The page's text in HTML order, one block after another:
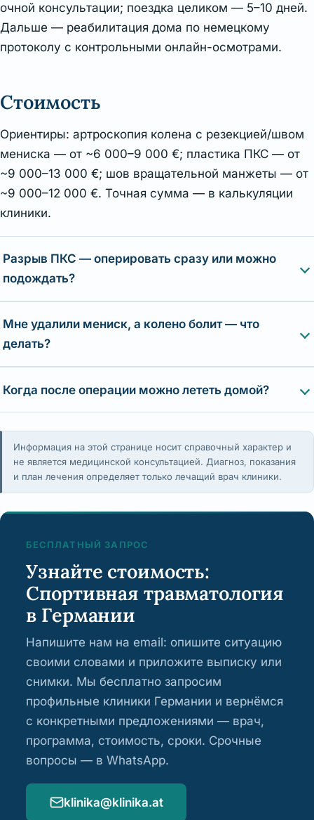
очной консультации; поездка целиком — 5–10 дней.
Дальше — реабилитация дома по немецкому
протоколу с контрольными онлайн-осмотрами.
Стоимость
Ориентиры: артроскопия колена с резекцией/швом
мениска — от ~6 000–9 000 €; пластика ПКС — от
~9 000–13 000 €; шов вращательной манжеты — от
~9 000–12 000 €. Точная сумма — в калькуляции
клиники.
Разрыв ПКС — оперировать сразу или можно
подождать?
Мне удалили мениск, а колено болит — что
делать?
Когда после операции можно лететь домой?
Информация на этой странице носит справочный характер и
не является медицинской консультацией. Диагноз, показания
и план лечения определяет только лечащий врач клиники.
БЕСПЛАТНЫЙ ЗАПРОС
Узнайте стоимость:
Спортивная травматология
в Германии
Напишите нам на email: опишите ситуацию
своими словами и приложите выписку или
снимки. Мы бесплатно запросим
профильные клиники Германии и вернёмся
с конкретными предложениями — врач,
программа, стоимость, сроки. Срочные
вопросы — в WhatsApp.
klinika@klinika.at